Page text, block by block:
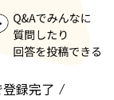
登録完了